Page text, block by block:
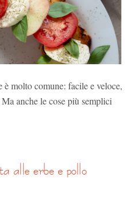
è molto comune: facile e veloce,
anche le cose più semplici